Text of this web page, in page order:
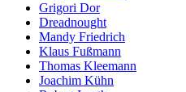
Grigori Dor
Dreadnought
Mandy Friedrich
Klaus Fußmann
Thomas Kleemann
Joachim Kühn